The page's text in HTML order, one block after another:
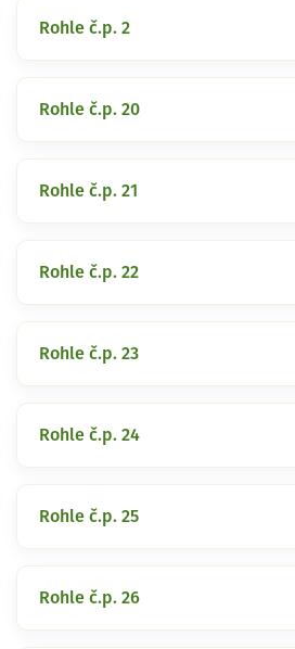
Rohle č.p. 2
Rohle č.p. 20
Rohle č.p. 21
Rohle č.p. 22
Rohle č.p. 23
Rohle č.p. 24
Rohle č.p. 25
Rohle č.p. 26